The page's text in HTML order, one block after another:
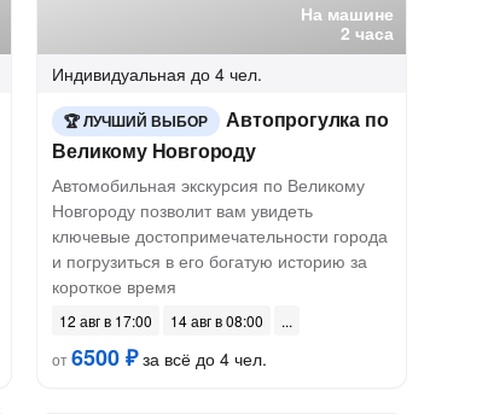
На машине
2 часа
Индивидуальная до 4 чел.
ЛУЧШИЙ ВЫБОР
Автопрогулка по
Великому Новгороду
Автомобильная экскурсия по Великому
Новгороду позволит вам увидеть
ключевые достопримечательности города
и погрузиться в его богатую историю за
короткое время
12 авг в 17:00
14 авг в 08:00
от6500 ₽за всё до 4 чел.